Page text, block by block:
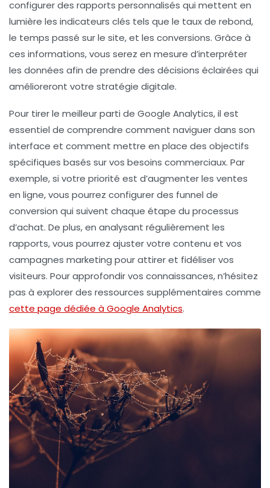
configurer des rapports personnalisés qui mettent en
lumière les indicateurs clés tels que le taux de rebond,
le temps passé sur le site, et les conversions. Grâce à
ces informations, vous serez en mesure d’interpréter
les données afin de prendre des décisions éclairées qui
amélioreront votre stratégie digitale.
Pour tirer le meilleur parti de Google Analytics, il est
essentiel de comprendre comment naviguer dans son
interface et comment mettre en place des objectifs
spécifiques basés sur vos besoins commerciaux. Par
exemple, si votre priorité est d’augmenter les ventes
en ligne, vous pourrez configurer des funnel de
conversion qui suivent chaque étape du processus
d’achat. De plus, en analysant régulièrement les
rapports, vous pourrez ajuster votre contenu et vos
campagnes marketing pour attirer et fidéliser vos
visiteurs. Pour approfondir vos connaissances, n’hésitez
pas à explorer des ressources supplémentaires comme
cette page dédiée à Google Analytics.